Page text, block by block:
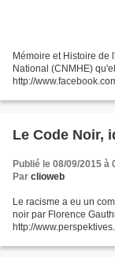
Mémoire et Histoire de
National (CNMHE)
http://
Le Code Noir,
Publié le 08/09/2015 à
Par clioweb
Le racisme a eu un
noir par Florence
http://